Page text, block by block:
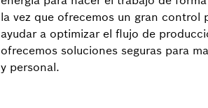
la vez que ofrecemos un gran control
ayudar a optimizar el flujo de
ofrecemos soluciones seguras para
y personal.